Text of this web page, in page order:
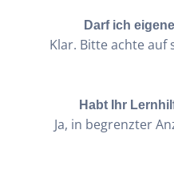
Darf ich
Klar. Bitte achte auf
Habt Ihr
Ja, in begrenzter